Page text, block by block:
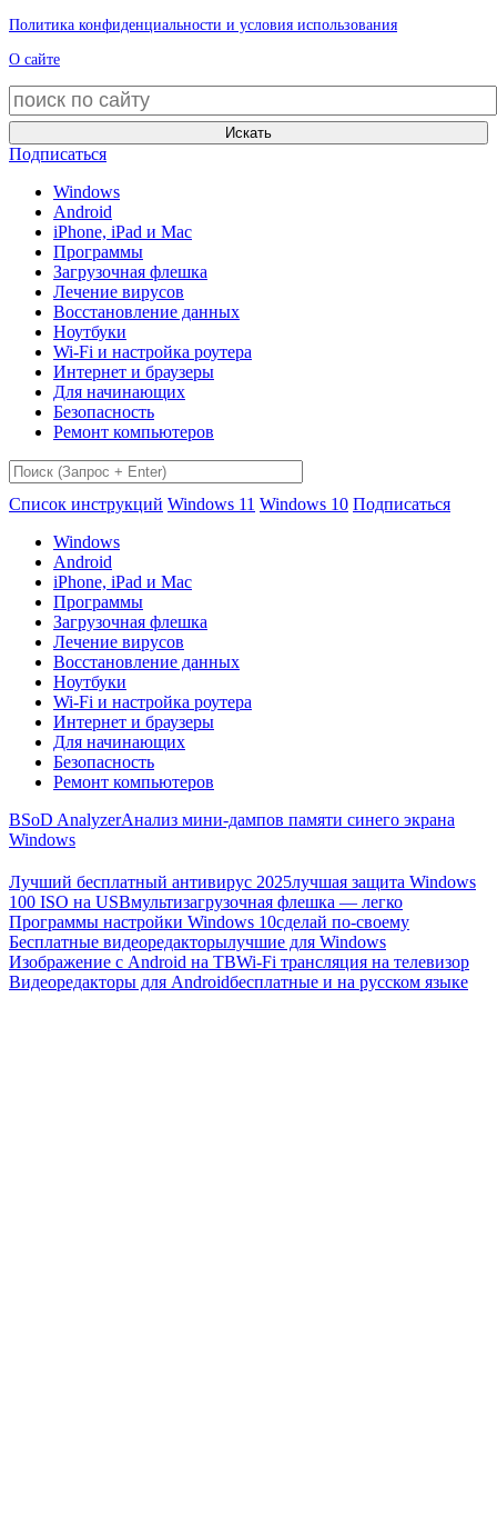
Политика конфиденциальности и условия использования
О сайте
Искать
Подписаться
Windows
Android
iPhone, iPad и Mac
Программы
Загрузочная флешка
Лечение вирусов
Восстановление данных
Ноутбуки
Wi-Fi и настройка роутера
Интернет и браузеры
Для начинающих
Безопасность
Ремонт компьютеров
Список инструкций Windows 11 Windows 10 Подписаться
Windows
Android
iPhone, iPad и Mac
Программы
Загрузочная флешка
Лечение вирусов
Восстановление данных
Ноутбуки
Wi-Fi и настройка роутера
Интернет и браузеры
Для начинающих
Безопасность
Ремонт компьютеров
BSoD AnalyzerАнализ мини-дампов памяти синего экрана
Windows
Лучший бесплатный антивирус 2025лучшая защита Windows
100 ISO на USBмультизагрузочная флешка — легко
Программы настройки Windows 10сделай по-своему
Бесплатные видеоредакторылучшие для Windows
Изображение с Android на ТВWi-Fi трансляция на телевизор
Видеоредакторы для Androidбесплатные и на русском языке